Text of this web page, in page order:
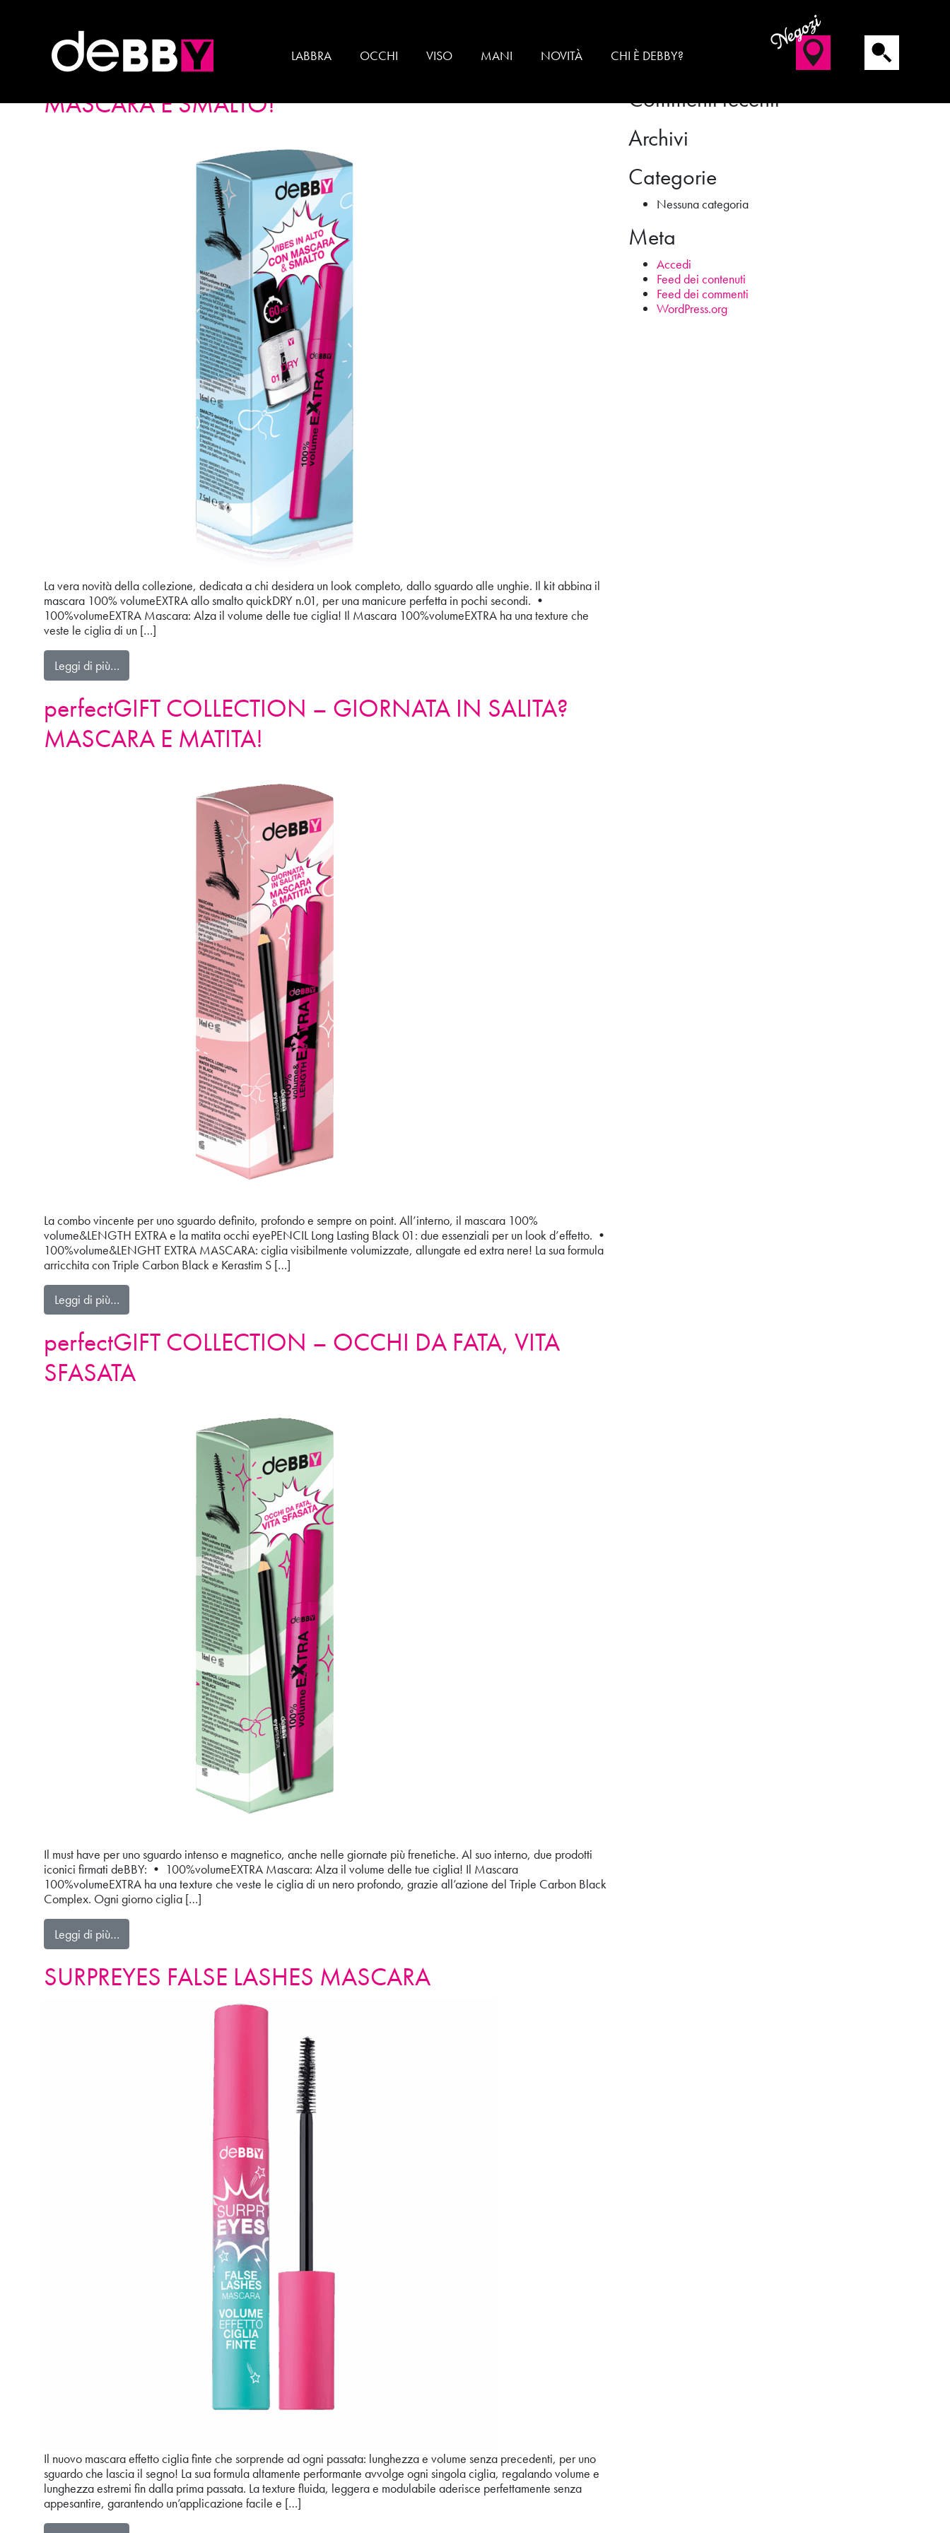
LABBRA OCCHI VISO MANI NOVITÀ CHI È DEBBY? Negozi
Product Category:
perfectGIFT COLLECTION – VIBES IN ALTO CON
MASCARA E SMALTO!
La vera novità della collezione, dedicata a chi desidera un look completo, dallo sguardo alle unghie. Il kit abbina il
mascara 100% volumeEXTRA allo smalto quickDRY n.01, per una manicure perfetta in pochi secondi. •
100%volumeEXTRA Mascara: Alza il volume delle tue ciglia! Il Mascara 100%volumeEXTRA ha una texture che
veste le ciglia di un […]
Leggi di più…from perfectGIFT COLLECTION – VIBES IN ALTO CON MASCARA E SMALTO!
perfectGIFT COLLECTION – GIORNATA IN SALITA?
MASCARA E MATITA!
La combo vincente per uno sguardo definito, profondo e sempre on point. All’interno, il mascara 100%
volume&LENGTH EXTRA e la matita occhi eyePENCIL Long Lasting Black 01: due essenziali per un look d’effetto. •
100%volume&LENGHT EXTRA MASCARA: ciglia visibilmente volumizzate, allungate ed extra nere! La sua formula
arricchita con Triple Carbon Black e Kerastim S […]
Leggi di più…from perfectGIFT COLLECTION – GIORNATA IN SALITA? MASCARA E MATITA!
perfectGIFT COLLECTION – OCCHI DA FATA, VITA
SFASATA
Il must have per uno sguardo intenso e magnetico, anche nelle giornate più frenetiche. Al suo interno, due prodotti
iconici firmati deBBY: • 100%volumeEXTRA Mascara: Alza il volume delle tue ciglia! Il Mascara
100%volumeEXTRA ha una texture che veste le ciglia di un nero profondo, grazie all’azione del Triple Carbon Black
Complex. Ogni giorno ciglia […]
Leggi di più…from perfectGIFT COLLECTION – OCCHI DA FATA, VITA SFASATA
SURPREYES FALSE LASHES MASCARA
Il nuovo mascara effetto ciglia finte che sorprende ad ogni passata: lunghezza e volume senza precedenti, per uno
sguardo che lascia il segno! La sua formula altamente performante avvolge ogni singola ciglia, regalando volume e
lunghezza estremi fin dalla prima passata. La texture fluida, leggera e modulabile aderisce perfettamente senza
appesantire, garantendo un’applicazione facile e […]
Cerca
Commenti recenti
Archivi
Categorie
Nessuna categoria
Meta
Accedi
Feed dei contenuti
Feed dei commenti
WordPress.org